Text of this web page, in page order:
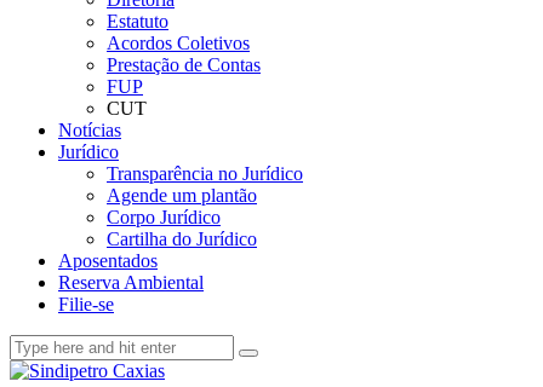
Estatuto
Acordos Coletivos
Prestação de Contas
FUP
CUT
Notícias
Jurídico
Transparência no Jurídico
Agende um plantão
Corpo Jurídico
Cartilha do Jurídico
Aposentados
Reserva Ambiental
Filie-se